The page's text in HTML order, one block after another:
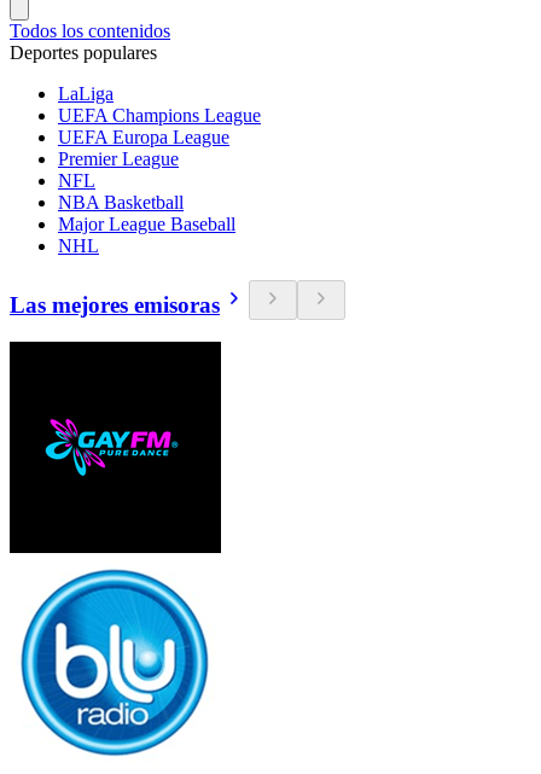
Todos los contenidos
Deportes populares
LaLiga
UEFA Champions League
UEFA Europa League
Premier League
NFL
NBA Basketball
Major League Baseball
NHL
Las mejores emisoras